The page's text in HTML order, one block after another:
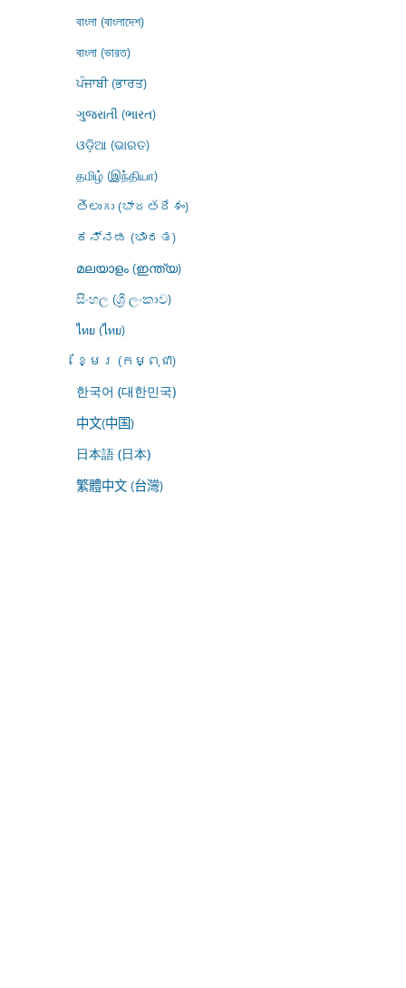
বাংলা (বাংলাদেশ)
বাংলা (ভারত)
ਪੰਜਾਬੀ (ਭਾਰਤ)
ગુજરાતી (ભારત)
ଓଡ଼ିଆ (ଭାରତ)
தமிழ் (இந்தியா)
తెలుగు (భారతదేశం)
ಕನ್ನಡ (ಭಾರತ)
മലയാളം (ഇന്ത്യ)
සිංහල (ශ්‍රී ලංකාව)
ไทย (ไทย)
ខ្មែរ (កម្ពុជា)
한국어 (대한민국)
中文(中国)
日本語 (日本)
繁體中文 (台灣)